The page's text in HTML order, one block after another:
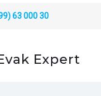
63 000 30
Expert